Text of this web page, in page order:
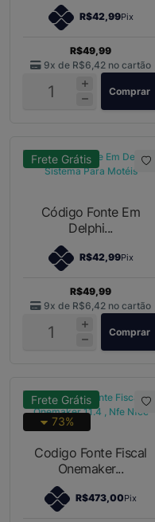
R$42,99Pix
R$49,99
9x de R$6,42 no cartão
Comprar
Frete Grátis
Código Fonte Em
Delphi...
R$42,99Pix
R$49,99
9x de R$6,42 no cartão
Comprar
Frete Grátis
73%
Codigo Fonte Fiscal
Onemaker...
R$473,00Pix